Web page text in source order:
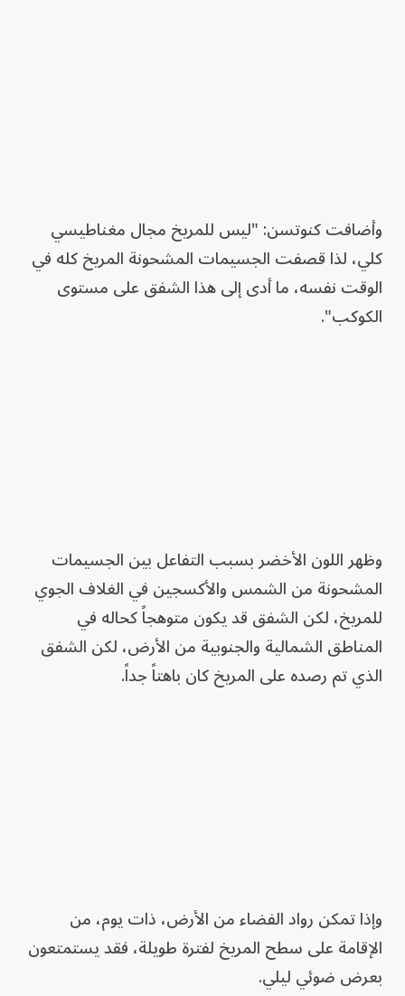
وأضافت كنوتسن: "ليس للمريخ مجال مغناطيسي
كلي، لذا قصفت الجسيمات المشحونة المريخ كله في
الوقت نفسه، ما أدى إلى هذا الشفق على مستوى
الكوكب".
وظهر اللون الأخضر بسبب التفاعل بين الجسيمات
المشحونة من الشمس والأكسجين في الغلاف الجوي
للمريخ، لكن الشفق قد يكون متوهجاً كحاله في
المناطق الشمالية والجنوبية من الأرض، لكن الشفق
الذي تم رصده على المريخ كان باهتاً جداً.
وإذا تمكن رواد الفضاء من الأرض، ذات يوم، من
الإقامة على سطح المريخ لفترة طويلة، فقد يستمتعون
بعرض ضوئي ليلي.